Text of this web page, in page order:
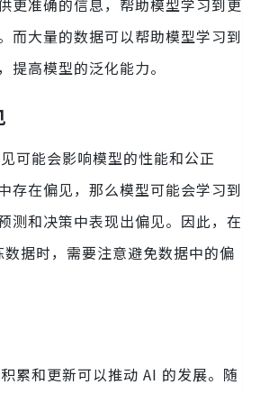
更准确的信息，帮助模型学习到更
而大量的数据可以帮助模型学习到
提高模型的泛化能力。
可能会影响模型的性能和公正
存在偏见，那么模型可能会学习到
测和决策中表现出偏见。因此，在
据时，需要注意避免数据中的偏
累和更新可以推动 AI 的发展。随